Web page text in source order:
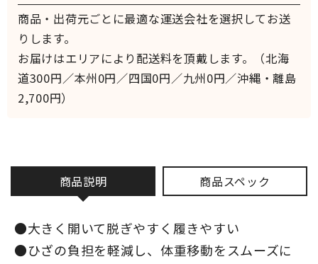
商品説明 商品スペック
●大きく開いて脱ぎやすく履きやすい
●ひざの負担を軽減し、体重移動をスムーズに
商品・出荷元ごとに最適な運送会社を選択してお送
りします。
お届けはエリアにより配送料を頂戴します。（北海
道300円／本州0円／四国0円／九州0円／沖縄・離島
2,700円）